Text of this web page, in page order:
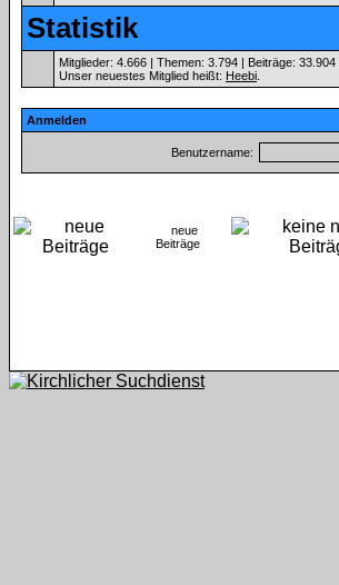
Statistik
Mitglieder: 4.666 | Themen: 3.794 | Beiträge:
Unser neuestes Mitglied heißt: Heebi
Anmelden
Benutzername:
neue
Beiträge